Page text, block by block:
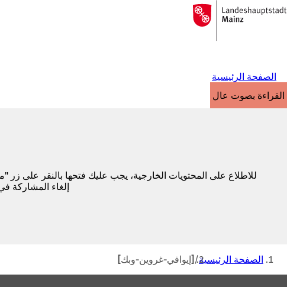
الانتقال إلى المحتوى
إلى
الصفحة
الصفحة الرئيسية
القراءة بصوت عالٍ
للاطلاع على المحتويات الخارجية، يجب عليك فتحها بالنقر على
إلغاء المشاركة
أنت الصفحة الرئيسية [إيوافي-غروين-وبك]